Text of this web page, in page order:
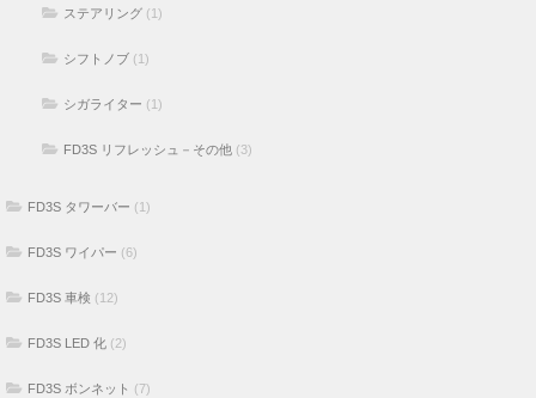
ステアリング (1)
シフトノブ (1)
シガライター (1)
FD3S リフレッシュ－その他 (3)
FD3S タワーバー (1)
FD3S ワイパー (6)
FD3S 車検 (12)
FD3S LED 化 (2)
FD3S ボンネット (7)